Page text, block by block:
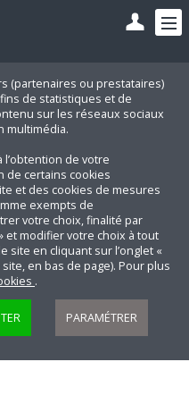
(partenaires ou prestataires)
de statistiques et de
sur les réseaux sociaux
multimédia.
de votre
de certains cookies
et des cookies de mesures
exempts de
votre choix, finalité par
et modifier votre choix à tout
site en cliquant sur l’onglet «
en bas de page). Pour plus
.
PARAMÉTRER